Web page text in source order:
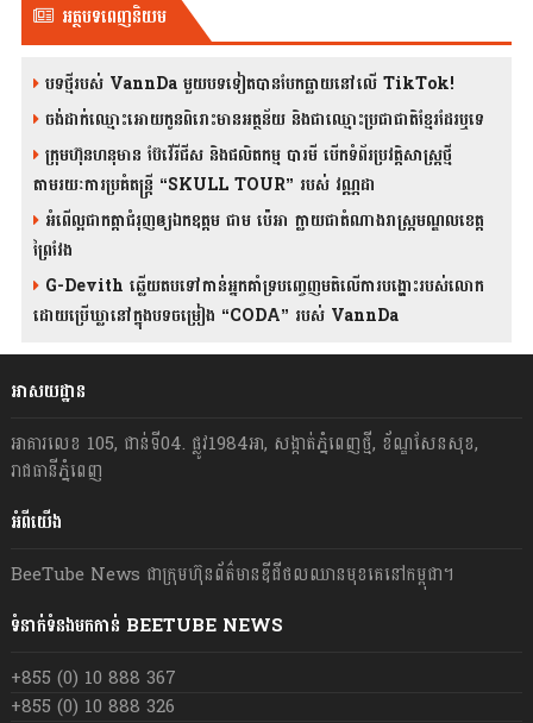
អត្ថបទពេញនិយម
បទថ្មីរបស់ VannDa មួយបទទៀតបានបែកធ្លាយនៅលើ TikTok!
ចង់ដាក់ឈ្មោះអោយកូនពិរោះមានអត្ថន័យ និងជាឈ្មោះប្រជាជាតិខ្មែរដែរឬទេ
ក្រុមហ៊ុនហនុមាន ប៊ែវើរីជីស និង​ផលិតកម្ម បារមី​ បើកទំព័រប្រវត្តិសាស្ត្រថ្មី
តាមរយៈការប្រគំតន្រ្តី “SKULL TOUR” របស់ វណ្ណដា
អំពើល្អជាកត្តាជំរុញឲ្យឯកឧត្តម ជាម ប៉េអា ក្លាយជាតំណាងរាស្ត្រមណ្ឌលខេត្ត
ព្រៃវែង
G-Devith ឆ្លើយតបទៅកាន់អ្នកគាំទ្របញ្ចេញមតិលើការបង្ហោះរបស់លោក
ដោយប្រើឃ្លានៅក្នុងបទចម្រៀង “CODA” រ​​​បស់ VannDa
អាសយដ្ឋាន
អាគារលេខ 105, ជាន់ទី04. ផ្លូវ1984អា, សង្កាត់ភ្នំពេញថ្មី, ខ័ណ្ឌសែនសុខ,
រាជធានីភ្នំពេញ
អំពីយើង
BeeTube News ជា​ក្រុមហ៊ុន​ព័ត៌មាន​ឌីជីថលឈាន​មុខ​គេ​នៅ​កម្ពុជា។
ទំនាក់ទំនងមកកាន់ BEETUBE NEWS
+855 (0) 10 888 367
+855 (0) 10 888 326